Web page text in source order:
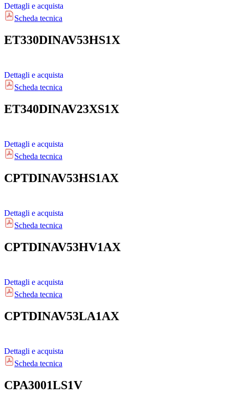
Dettagli e acquista
Scheda tecnica
ET330DINAV53HS1X
Dettagli e acquista
Scheda tecnica
ET340DINAV23XS1X
Dettagli e acquista
Scheda tecnica
CPTDINAV53HS1AX
Dettagli e acquista
Scheda tecnica
CPTDINAV53HV1AX
Dettagli e acquista
Scheda tecnica
CPTDINAV53LA1AX
Dettagli e acquista
Scheda tecnica
CPA3001LS1V